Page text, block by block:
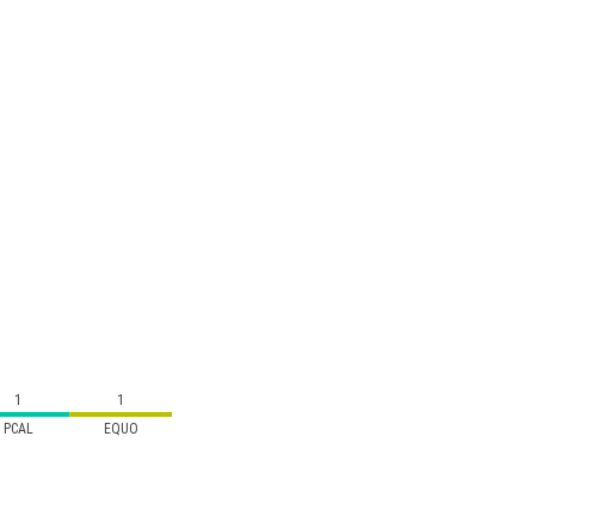
PCAL EQUO
1 1